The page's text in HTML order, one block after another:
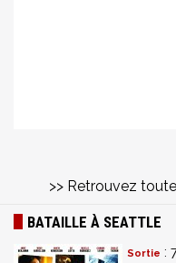
>> Retrouvez
BATAILLE À SEATTLE
Sortie :